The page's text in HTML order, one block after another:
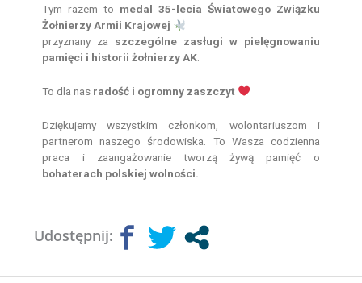
Tym razem to medal 35-lecia Światowego Związku
Żołnierzy Armii Krajowej
przyznany za szczególne zasługi w pielęgnowaniu
pamięci i historii żołnierzy AK.
To dla nas radość i ogromny zaszczyt
Dziękujemy wszystkim członkom, wolontariuszom i
partnerom naszego środowiska. To Wasza codzienna
praca i zaangażowanie tworzą żywą pamięć o
bohaterach polskiej wolności.
Udostępnij: